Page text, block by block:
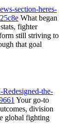
section-heres-
What began
fighter
still striving to
that goal
the-
Your go-to
division
global fighting